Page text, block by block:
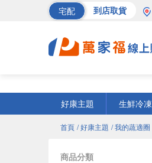
宅配 到店取貨
好康主題
生鮮冷凍
首頁 / 好康主題 / 我的蔬適圈
商品分類